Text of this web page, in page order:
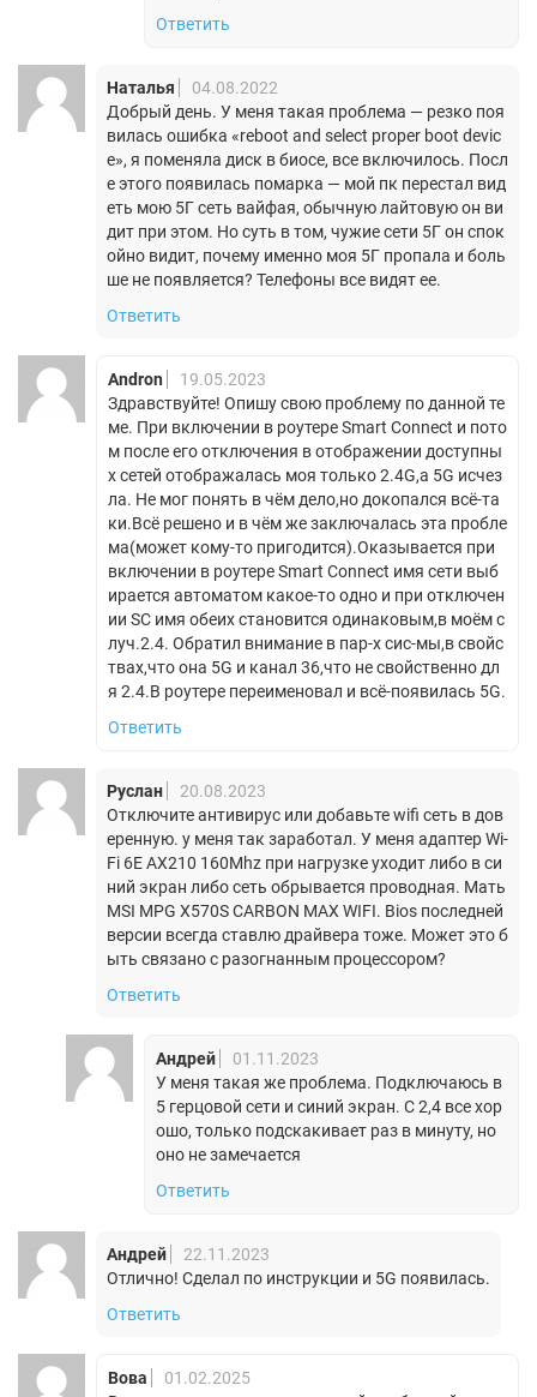
Ответить
Наталья
04.08.2022
Добрый день. У меня такая проблема — резко поя
вилась ошибка «reboot and select proper boot devic
e», я поменяла диск в биосе, все включилось. Посл
е этого появилась помарка — мой пк перестал вид
еть мою 5Г сеть вайфая, обычную лайтовую он ви
дит при этом. Но суть в том, чужие сети 5Г он спок
ойно видит, почему именно моя 5Г пропала и боль
ше не появляется? Телефоны все видят ее.
Ответить
Andron
19.05.2023
Здравствуйте! Опишу свою проблему по данной те
ме. При включении в роутере Smart Connect и пото
м после его отключения в отображении доступны
х сетей отображалась моя только 2.4G,а 5G исчез
ла. Не мог понять в чём дело,но докопался всё-та
ки.Всё решено и в чём же заключалась эта пробле
ма(может кому-то пригодится).Оказывается при
включении в роутере Smart Connect имя сети выб
ирается автоматом какое-то одно и при отключен
ии SC имя обеих становится одинаковым,в моём с
луч.2.4. Обратил внимание в пар-х сис-мы,в свойс
твах,что она 5G и канал 36,что не свойственно дл
я 2.4.В роутере переименовал и всё-появилась 5G.
Ответить
Руслан
20.08.2023
Отключите антивирус или добавьте wifi сеть в дов
еренную. у меня так заработал. У меня адаптер Wi-
Fi 6E AX210 160Mhz при нагрузке уходит либо в си
ний экран либо сеть обрывается проводная. Мать
MSI MPG X570S CARBON MAX WIFI. Bios последней
версии всегда ставлю драйвера тоже. Может это б
ыть связано с разогнанным процессором?
Ответить
Андрей
01.11.2023
У меня такая же проблема. Подключаюсь в
5 герцовой сети и синий экран. С 2,4 все хор
ошо, только подскакивает раз в минуту, но
оно не замечается
Ответить
Андрей
22.11.2023
Отлично! Сделал по инструкции и 5G появилась.
Ответить
Вова
01.02.2025